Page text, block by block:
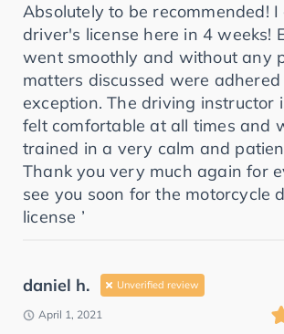
Absolutely to be recommended!
driver's license here in 4 weeks!
went smoothly and without any
matters discussed were
exception. The driving instructor
felt comfortable at all times and
trained in a very calm and
Thank you very much again for
see you soon for the motorcycle
license ’
daniel h. Unverified review
April 1, 2021